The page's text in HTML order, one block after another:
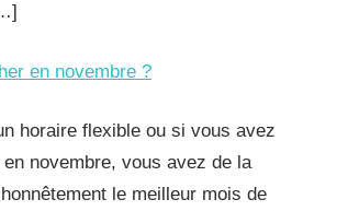
en novembre ?
horaire flexible ou si vous avez
novembre, vous avez de la
le meilleur mois de